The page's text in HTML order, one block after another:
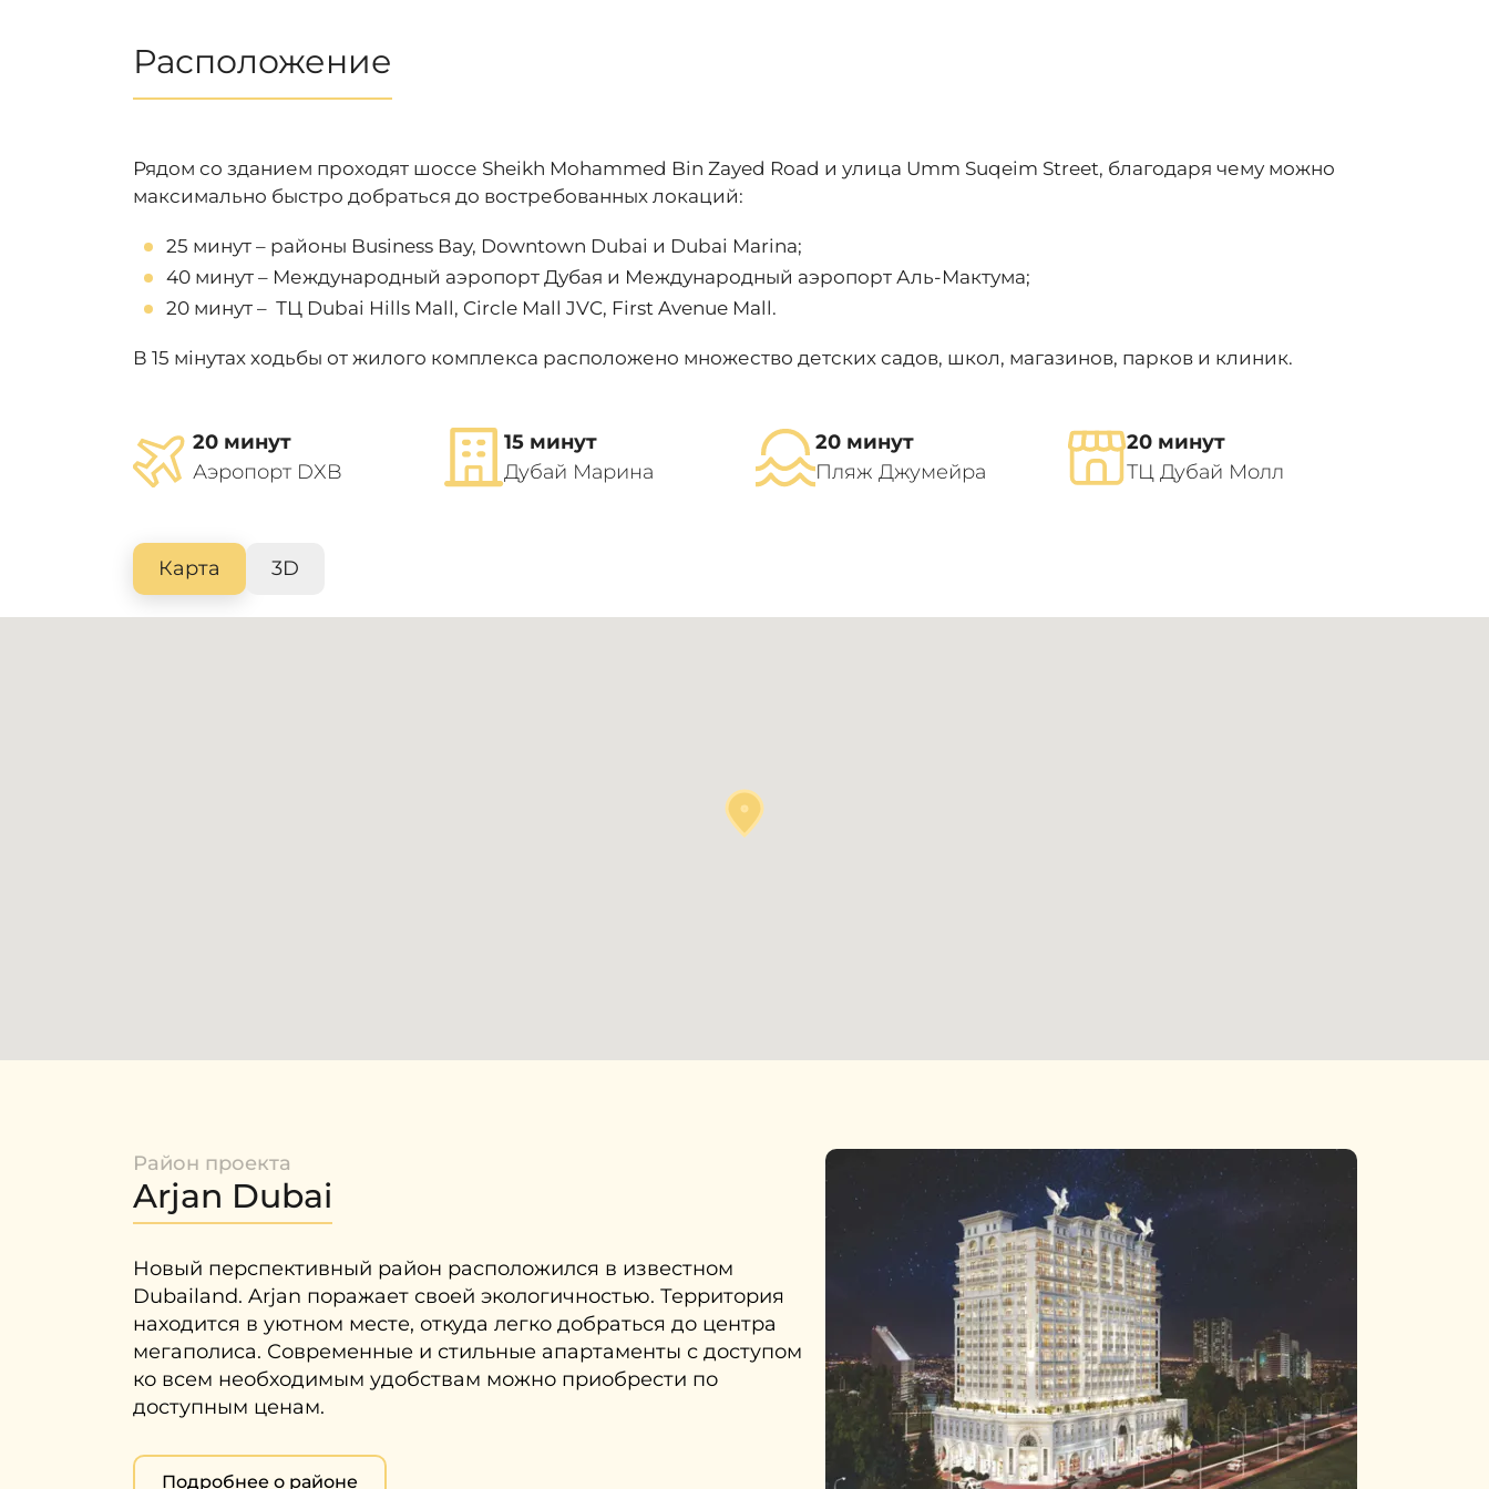
Расположение
Рядом со зданием проходят шоссе Sheikh Mohammed Bin Zayed Road и улица Umm Suqeim Street, благодаря чему можно
максимально быстро добраться до востребованных локаций:
25 минут – районы Business Bay, Downtown Dubai и Dubai Marina;
40 минут – Международный аэропорт Дубая и Международный аэропорт Аль-Мактума;
20 минут – ТЦ Dubai Hills Mall, Circle Mall JVC, First Avenue Mall.
В 15 мінутах ходьбы от жилого комплекса расположено множество детских садов, школ, магазинов, парков и клиник.
20 минут
Аэропорт DXB
15 минут
Дубай Марина
20 минут
Пляж Джумейра
20 минут
ТЦ Дубай Молл
Карта 3D
Район проекта
Arjan Dubai
Новый перспективный район расположился в известном
Dubailand. Arjan поражает своей экологичностью. Территория
находится в уютном месте, откуда легко добраться до центра
мегаполиса. Современные и стильные апартаменты с доступом
ко всем необходимым удобствам можно приобрести по
доступным ценам.
Подробнее о районе